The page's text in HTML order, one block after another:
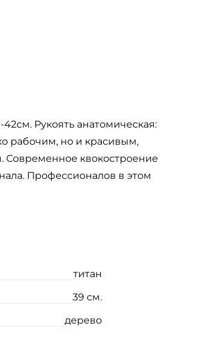
Рукоять анатомическая:
рабочим, но и красивым,
Современное квокостроение
Профессионалов в этом
титан
39 см.
дерево